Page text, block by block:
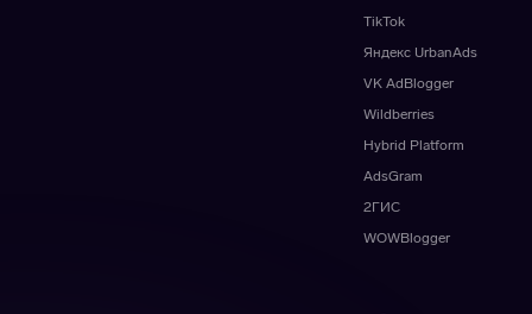
TikTok
Яндекс UrbanAds
VK AdBlogger
Wildberries
Hybrid Platform
AdsGram
2ГИС
WOWBlogger